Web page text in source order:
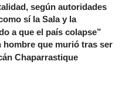
según autoridades
sí la Sala y la
a que el país colapse”
hombre que murió tras ser
Chaparrastique